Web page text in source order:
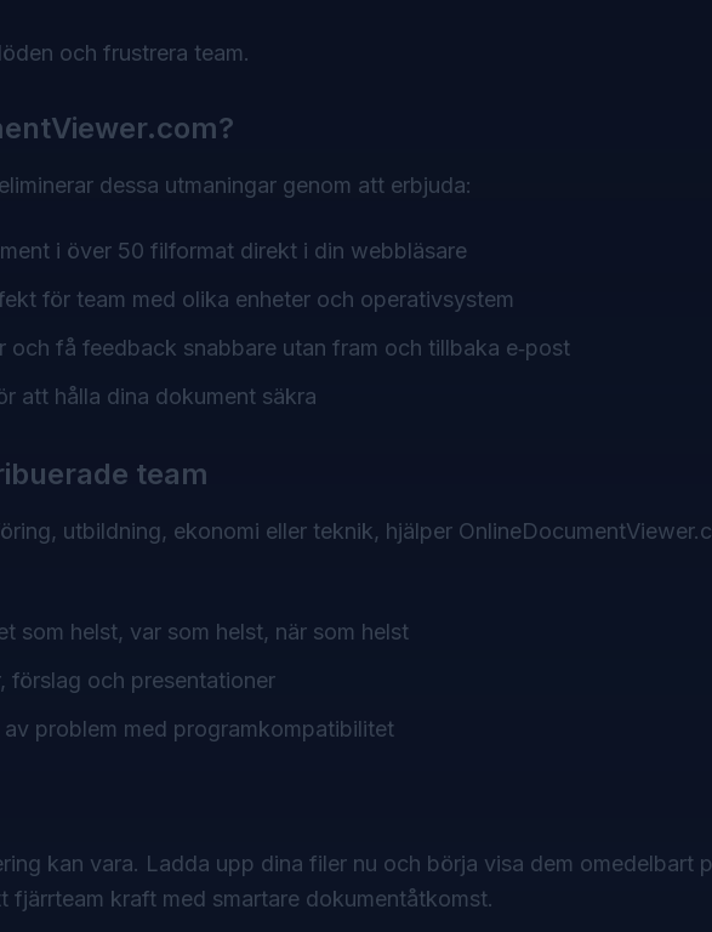
och frustrera team.
dessa utmaningar genom att erbjuda:
i över 50 filformat direkt i din webbläsare
för team med olika enheter och operativsystem
och få feedback snabbare utan fram och tillbaka e‑post
att hålla dina dokument säkra
team
utbildning, ekonomi eller teknik, hjälper
som helst, var som helst, när som helst
förslag och presentationer
problem med programkompatibilitet
kan vara. Ladda upp dina filer nu och börja visa dem omedelbart
fjärrteam kraft med smartare dokumentåtkomst.